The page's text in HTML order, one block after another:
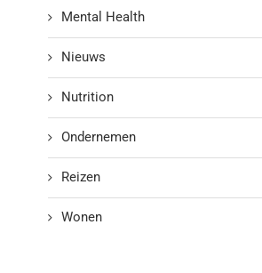
Mental Health
Nieuws
Nutrition
Ondernemen
Reizen
Wonen